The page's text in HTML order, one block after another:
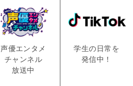
声優エンタメ
チャンネル
放送中
学生の日常を
発信中！